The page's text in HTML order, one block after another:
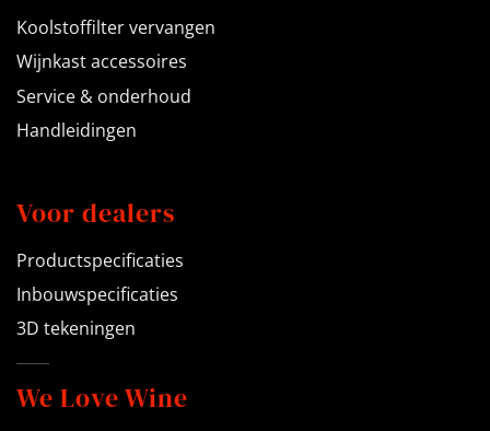
Koolstoffilter vervangen
Wijnkast accessoires
Service & onderhoud
Handleidingen
Voor dealers
Productspecificaties
Inbouwspecificaties
3D tekeningen
We Love Wine